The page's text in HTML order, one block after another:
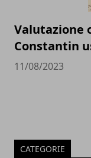
Valutazione
Constantin
11/08/2023
CATEGORIE